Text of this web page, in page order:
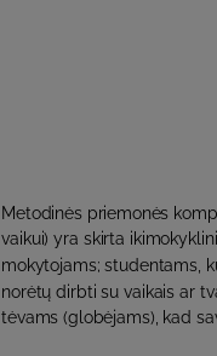
Metodinės priemonės
vaikui) yra skirta
mokytojams; studentams,
norėtų dirbti su vaikais ar
tėvams (globėjams), kad